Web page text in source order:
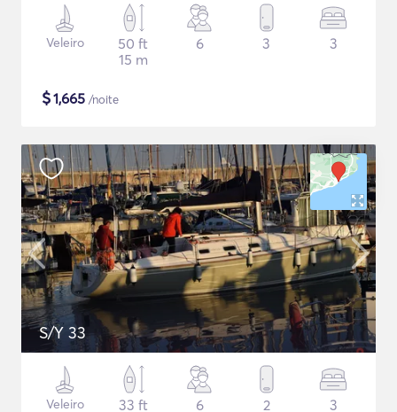
Veleiro
50 ft
15 m
6 3 3
$1,665 /noite
S/Y 33
Veleiro
33 ft
6 2 3